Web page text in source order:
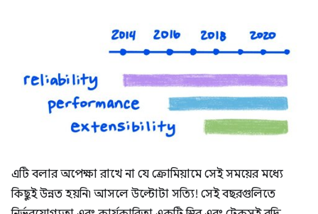
এটি বলার অপেক্ষা রাখে না যে ক্রোমিয়ামে সেই সময়ের মধ্যে
কিছুই উন্নত হয়নি৷ আসলে উল্টোটা সত্যি! সেই বছরগুলিতে